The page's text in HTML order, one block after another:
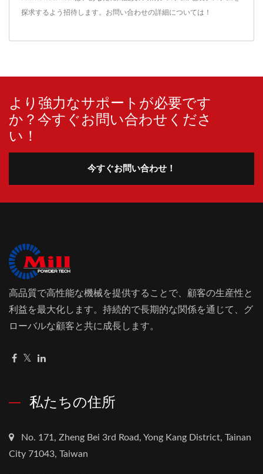
探求するよう招待します。 お問い合わせの詳細については！
より強力なサポートが必要です
か？今すぐお問い合わせくださ
い！
今すぐお問い合わせ！
高品質で高性能な機械を提供することで、顧客の生産性と
利益を最大化します。持続的で長期的な関係を通じて、グ
ローバルな顧客と共に成長します。
私たちの住所
No. 171, Zheng Bei 3rd Road, Yong Kang District, Tainan
City 71043, Taiwan